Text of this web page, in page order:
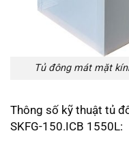
Tủ đông mát mặt
Thông số kỹ thuật tủ
SKFG-150.ICB 1550L: